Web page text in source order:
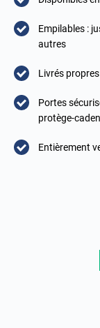
Empilables :
autres
Livrés
Portes
protège-
Entièrement